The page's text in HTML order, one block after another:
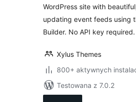
WordPress site with
updating event feeds using
Builder. No API key required.
Xylus Themes
800+ aktywnych
Testowana z 7.0.2